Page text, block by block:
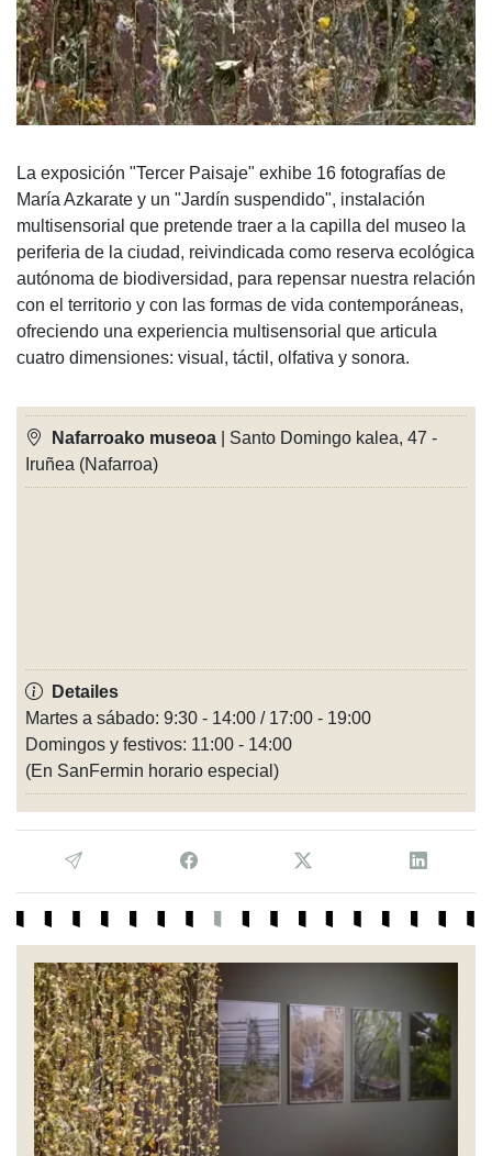
La exposición "Tercer Paisaje" exhibe 16 fotografías de
María Azkarate y un "Jardín suspendido", instalación
multisensorial que pretende traer a la capilla del museo la
periferia de la ciudad, reivindicada como reserva ecológica
autónoma de biodiversidad, para repensar nuestra relación
con el territorio y con las formas de vida contemporáneas,
ofreciendo una experiencia multisensorial que articula
cuatro dimensiones: visual, táctil, olfativa y sonora.
Nafarroako museoa | Santo Domingo kalea, 47 -
Iruñea (Nafarroa)
Detailes
Martes a sábado: 9:30 - 14:00 / 17:00 - 19:00
Domingos y festivos: 11:00 - 14:00
(En SanFermin horario especial)